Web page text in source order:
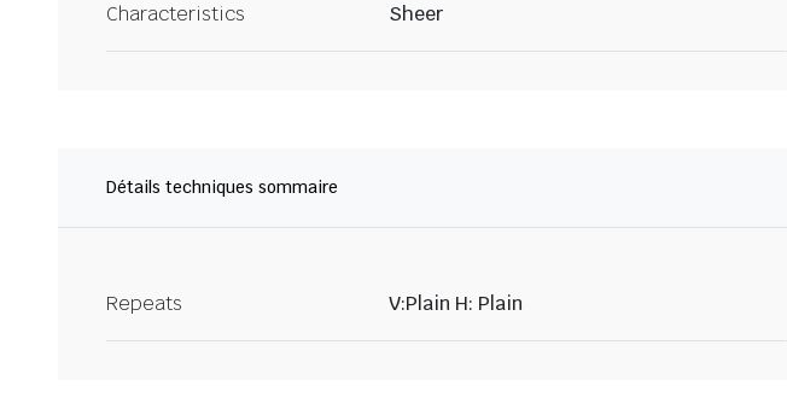
Characteristics Sheer
Détails techniques sommaire
Repeats V:Plain H: Plain